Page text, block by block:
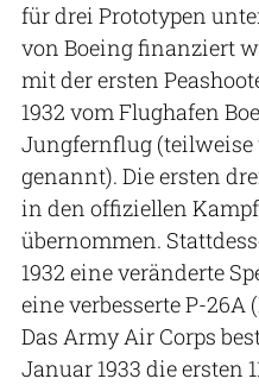
für drei Prototypen
von Boeing finanziert
mit der ersten
1932 vom Flughafen
Jungfernflug (teilweise
genannt). Die ersten
in den offiziellen
übernommen.
1932 eine veränderte
eine verbesserte P-26A
Das Army Air Corps
Januar 1933 die ersten